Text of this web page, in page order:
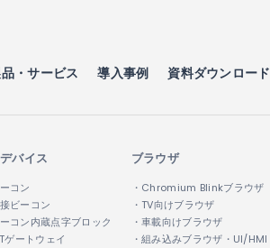
・サービス 導入事例 資料ダウンロード
バイス
コン
接ビーコン
ーコン内蔵点字ブロック
ゲートウェイ
ブラウザ
・Chromium Blinkブラウザ
・TV向けブラウザ
・車載向けブラウザ
・組み込みブラウザ・UI/HMI